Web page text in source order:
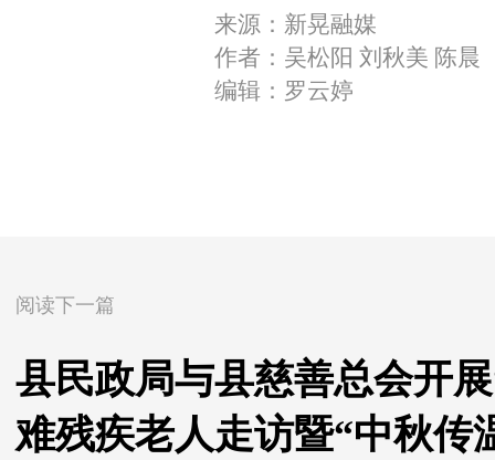
来源：新晃融媒
作者：吴松阳 刘秋美 陈晨
编辑：罗云婷
阅读下一篇
县民政局与县慈善总会开
难残疾老人走访暨“中秋传